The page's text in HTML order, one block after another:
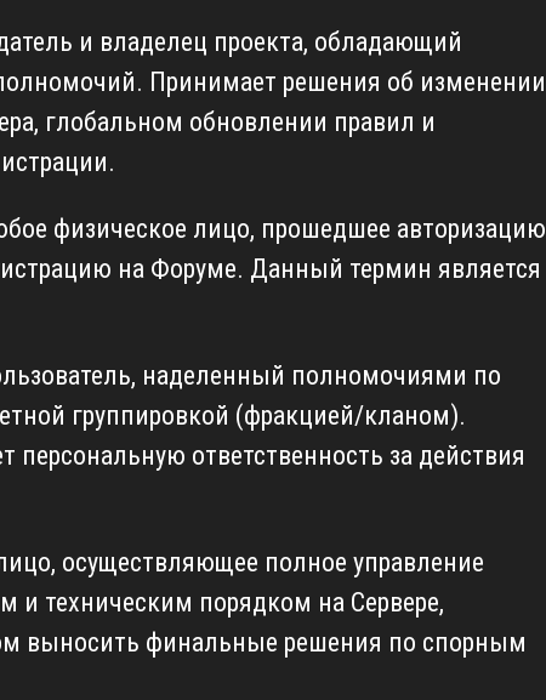
и владелец проекта, обладающий
Принимает решения об изменении
глобальном обновлении правил и
физическое лицо, прошедшее авторизацию
на Форуме. Данный термин является
наделенный полномочиями по
группировкой (фракцией/кланом).
персональную ответственность за действия
осуществляющее полное управление
и техническим порядком на Сервере,
выносить финальные решения по спорным